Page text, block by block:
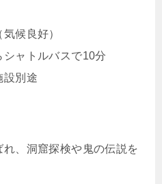
候良好）
ャトルバスで10分
設別途
、洞窟探検や鬼の伝説を